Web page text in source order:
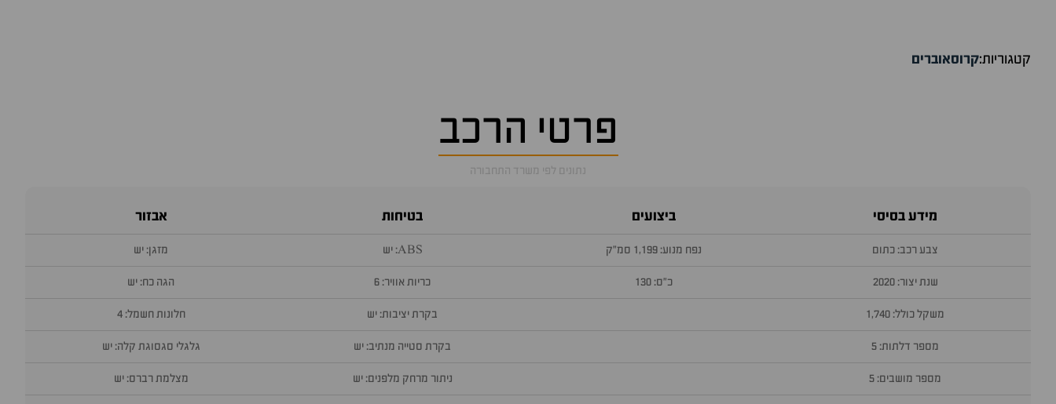
קטגוריות:קרוסאוברים
פרטי הרכב
נתונים לפי משרד התחבורה
מידע בסיסי
צבע רכב: כתום
שנת יצור: 2020
משקל כולל: 1,740
מספר דלתות: 5
מספר מושבים: 5
ביצועים
נפח מנוע: 1,199 סמ״ק
כ״ס: 130
בטיחות
ABS: יש
כריות אוויר: 6
בקרת יציבות: יש
בקרת סטייה מנתיב: יש
ניתור מרחק מלפנים: יש
אבזור
מזגן: יש
הגה כח: יש
חלונות חשמל: 4
גלגלי סגסוגת קלה: יש
מצלמת רברס: יש